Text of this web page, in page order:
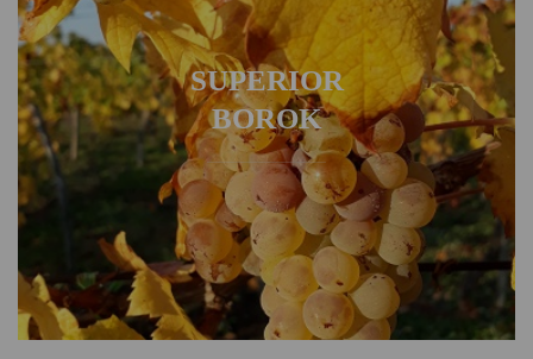
SUPERIOR
BOROK